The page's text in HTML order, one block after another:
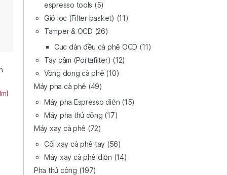
espresso tools (5)
Giỏ lọc (Filter basket) (11)
Tamper & OCD (26)
Cục dàn đều cà phê OCD (11)
Tay cầm (Portafilter) (12)
Vòng đong cà phê (10)
Máy pha cà phê (49)
Máy pha Espresso điện (15)
Máy pha thủ công (17)
Máy xay cà phê (72)
Cối xay cà phê tay (56)
Máy xay cà phê điện (14)
Pha thủ công (197)